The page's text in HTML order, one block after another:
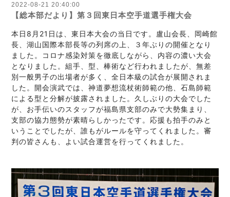
2022-08-21 20:40:00
【総本部だより】第３回東日本空手道選手権大会
本日8月21日は、東日本大会の当日です。盧山会長、岡崎館
長、湖山国際本部長等の列席の上、３年ぶりの開催となり
ました。コロナ感染対策を徹底しながら、内容の濃い大会
となりました。組手、型、棒術など行われましたが、無差
別一般男子の出場者が多く、全日本級の試合が展開されま
した。開会演武では、神道夢想流杖術師範の他、石島師範
による型と分解が披露されました。久しぶりの大会でした
が、お手伝いのスタッフが福島県支部のみで大勢集まり、
支部の協力態勢が素晴らしかったです。応援も拍手のみと
いうことでしたが、誰もがルールを守ってくれました。審
判の皆さんも、よい試合運営を行ってくれました。